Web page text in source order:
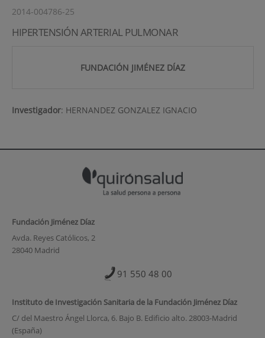
2014-004786-25
HIPERTENSIÓN ARTERIAL PULMONAR
FUNDACIÓN JIMÉNEZ DÍAZ
Investigador: HERNANDEZ GONZALEZ IGNACIO
Fundación Jiménez Díaz
Avda. Reyes Católicos, 2
28040 Madrid
91 550 48 00
Instituto de Investigación Sanitaria de la Fundación Jiménez Díaz
C/ del Maestro Ángel Llorca, 6. Bajo B. Edificio alto. 28003-Madrid
(España)